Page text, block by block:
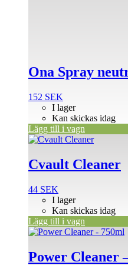
Ona Spray
152 SEK
I lager
Kan skickas idag
Lägg till i vagn
Cvault Cleaner
44 SEK
I lager
Kan skickas idag
Lägg till i vagn
Power Cleaner